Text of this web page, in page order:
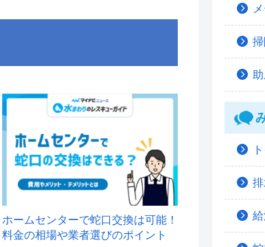
ホームセンターで蛇口交換は可能！
料金の相場や業者選びのポイント